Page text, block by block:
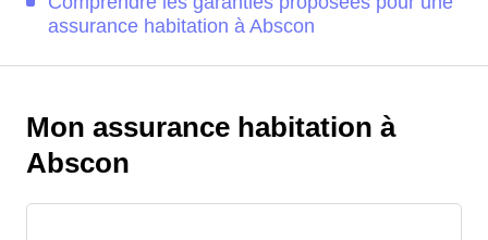
assurance habitation à Abscon
Mon assurance habitation à
Abscon